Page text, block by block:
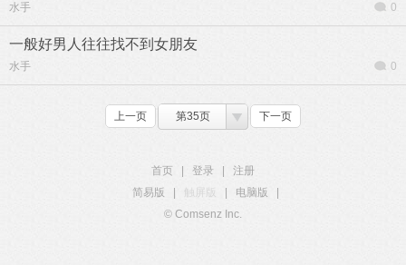
水手 0
一般好男人往往找不到女朋友
水手 0
上一页 第35页 下一页
首页 登录
注册
简易版
触屏版 电脑版
© Comsenz Inc.